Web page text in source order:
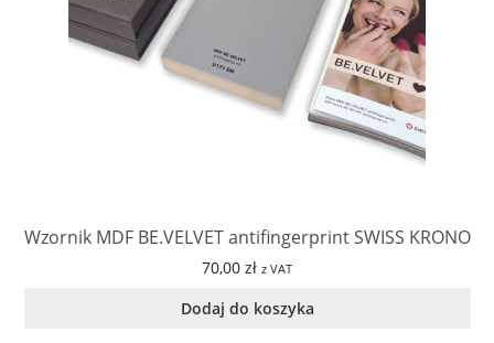
Wzornik MDF BE.VELVET antifingerprint SWISS KRONO
70,00 zł z VAT
Dodaj do koszyka